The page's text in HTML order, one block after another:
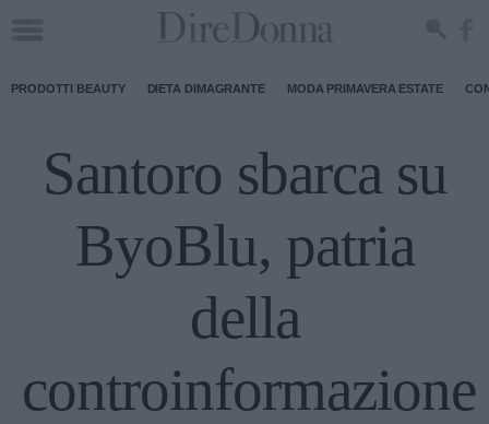
PRODOTTI BEAUTY DIETA DIMAGRANTE MODA PRIMAVERA ESTATE
Santoro sbarca su
ByoBlu, patria
della
controinformazione